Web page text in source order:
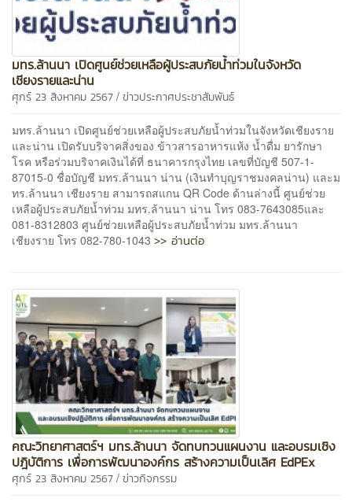
มทร.ล้านนา เปิดศูนย์ช่วยเหลือผู้ประสบภัยน้ำท่วมในจังหวัด
เชียงรายและน่าน
ศุกร์ 23 สิงหาคม 2567 / ข่าวประกาศประชาสัมพันธ์
มทร.ล้านนา เปิดศูนย์ช่วยเหลือผู้ประสบภัยน้ำท่วมในจังหวัดเชียงราย
และน่าน เปิดรับบริจาคสิ่งของ ข้าวสารอาหารแห้ง น้ำดื่ม ยารักษา
โรค หรือร่วมบริจาคเงินได้ที่ ธนาคารกรุงไทย เลขที่บัญชี 507-1-
87015-0 ชื่อบัญชี มทร.ล้านนา น่าน (เงินทำบุญราชมงคลน่าน) และม
ทร.ล้านนา เชียงราย สามารถสแกน QR Code ด้านล่างนี้ ศูนย์ช่วย
เหลือผู้ประสบภัยน้ำท่วม มทร.ล้านนา น่าน โทร 083-7643085และ
081-8312803 ศูนย์ช่วยเหลือผู้ประสบภัยน้ำท่วม มทร.ล้านนา
เชียงราย โทร 082-780-1043 >> อ่านต่อ
คณะวิทยาศาสตร์ฯ มทร.ล้านนา จัดทบทวนแผนงาน และอบรมเชิง
ปฎิบัติการ เพื่อการพัฒนาองค์กร สร้างความเป็นเลิศ EdPEx
ศุกร์ 23 สิงหาคม 2567 / ข่าวกิจกรรม